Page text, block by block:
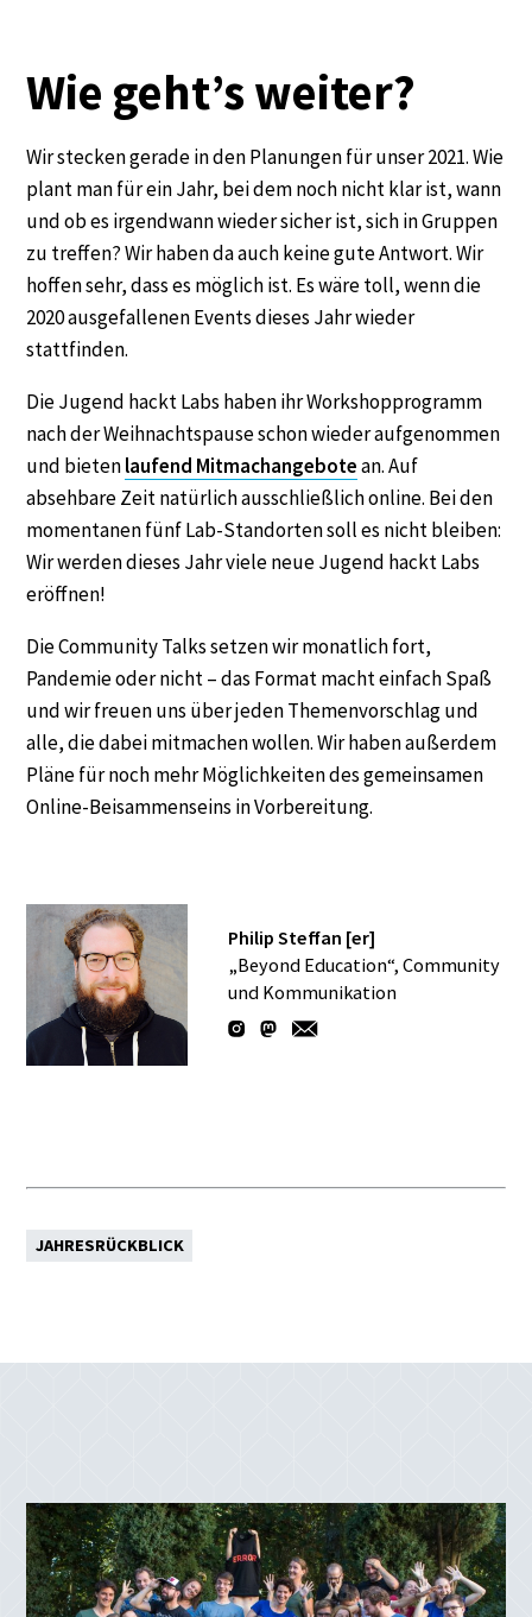
Wie geht’s weiter?
Wir stecken gerade in den Planungen für unser 2021. Wie
plant man für ein Jahr, bei dem noch nicht klar ist, wann
und ob es irgendwann wieder sicher ist, sich in Gruppen
zu treffen? Wir haben da auch keine gute Antwort. Wir
hoffen sehr, dass es möglich ist. Es wäre toll, wenn die
2020 ausgefallenen Events dieses Jahr wieder
stattfinden.
Die Jugend hackt Labs haben ihr Workshopprogramm
nach der Weihnachtspause schon wieder aufgenommen
und bietenlaufend Mitmachangebotean. Auf
absehbare Zeit natürlich ausschließlich online. Bei den
momentanen fünf Lab-Standorten soll es nicht bleiben:
Wir werden dieses Jahr viele neue Jugend hackt Labs
eröffnen!
Die Community Talks setzen wir monatlich fort,
Pandemie oder nicht – das Format macht einfach Spaß
und wir freuen uns über jeden Themenvorschlag und
alle, die dabei mitmachen wollen. Wir haben außerdem
Pläne für noch mehr Möglichkeiten des gemeinsamen
Online-Beisammenseins in Vorbereitung.
Philip Steffan [er]
„Beyond Education“, Community
und Kommunikation
JAHRESRÜCKBLICK